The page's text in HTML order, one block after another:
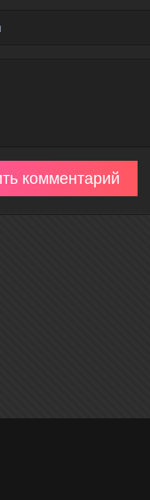
комментарий